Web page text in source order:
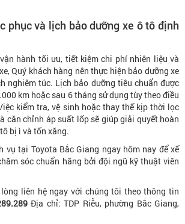
phục và lịch bảo dưỡng xe ô tô định
hành tối ưu, tiết kiệm chi phí nhiên liệu và
Quý khách hàng nên thực hiện bảo dưỡng xe
nghiêm túc. Lịch bảo dưỡng tiêu chuẩn được
km hoặc sau 6 tháng sử dụng tùy theo điều
kiểm tra, vệ sinh hoặc thay thế kịp thời lọc
căn chỉnh áp suất lốp sẽ giúp giải quyết hoàn
bị ì và tốn xăng.
vụ tại Toyota Bắc Giang ngay hôm nay để xế
sóc chuẩn hãng bởi đội ngũ kỹ thuật viên
liên hệ ngay với chúng tôi theo thông tin
Địa chỉ: TDP Riễu, phường Bắc Giang,